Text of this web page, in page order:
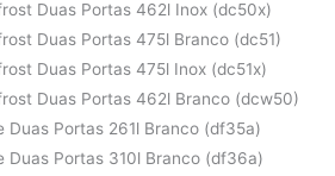
Duas Portas 462l Inox (dc50x)
Duas Portas 475l Branco (dc51)
Duas Portas 475l Inox (dc51x)
Duas Portas 462l Branco (dcw50)
Duas Portas 261l Branco (df35a)
Duas Portas 310l Branco (df36a)